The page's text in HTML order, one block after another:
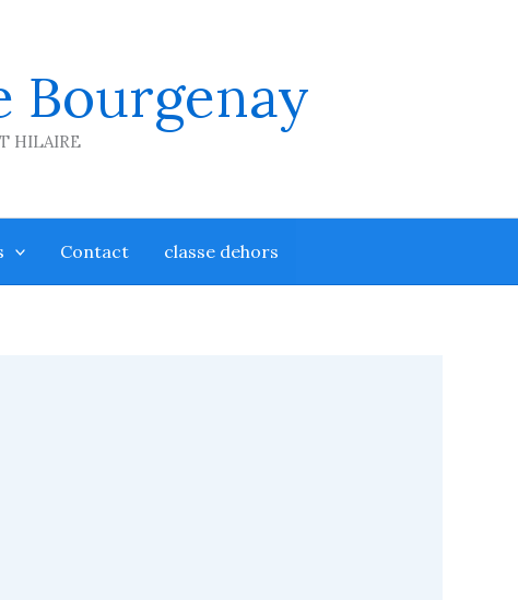
Bourgenay
HILAIRE
Contact classe dehors